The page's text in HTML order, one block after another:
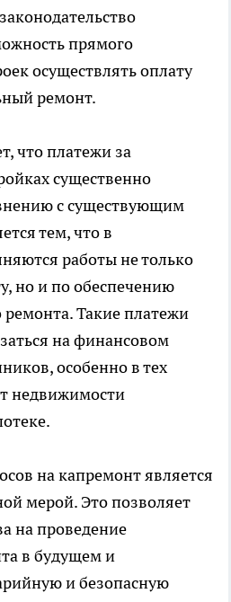
прямого
осуществлять оплату
ремонт.
что платежи за
существенно
с существующим
тем, что в
работы не только
но и по обеспечению
Такие платежи
на финансовом
особенно в тех
недвижимости
на капремонт является
мерой. Это позволяет
на проведение
в будущем и
и безопасную